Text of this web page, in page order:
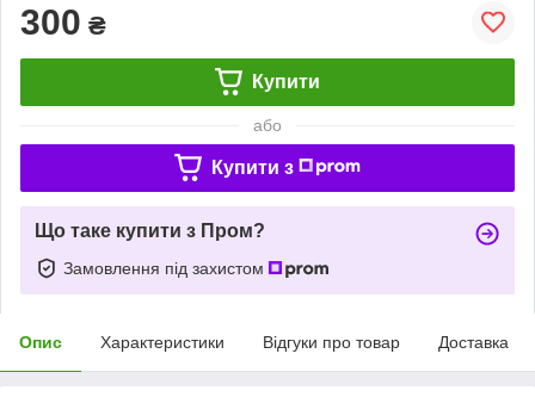
300 ₴
Купити
або
Купити з
Що таке купити з Пром?
Замовлення під захистом
Опис Характеристики Відгуки про товар Доставка